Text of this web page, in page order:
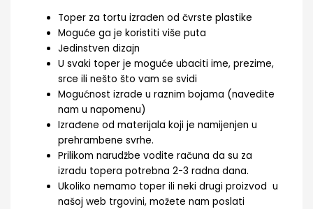
Toper za tortu izrađen od čvrste plastike
Moguće ga je koristiti više puta
Jedinstven dizajn
U svaki toper je moguće ubaciti ime, prezime,
srce ili nešto što vam se svidi
Mogućnost izrade u raznim bojama (navedite
nam u napomenu)
Izrađene od materijala koji je namijenjen u
prehrambene svrhe.
Prilikom narudžbe vodite računa da su za
izradu topera potrebna 2-3 radna dana.
Ukoliko nemamo toper ili neki drugi proizvod u
našoj web trgovini, možete nam poslati